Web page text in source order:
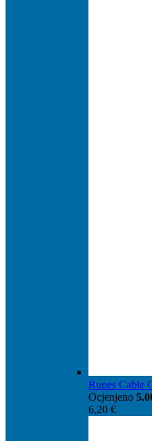
Rupes Cable
Ocjenjeno
6,20 €